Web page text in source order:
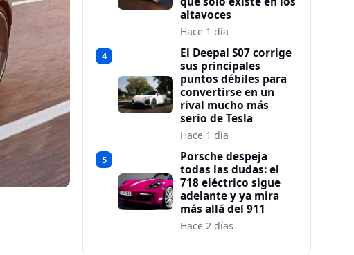
altavoces
Hace 1 día
4
El Deepal S07 corrige
sus principales
puntos débiles para
convertirse en un
rival mucho más
serio de Tesla
Hace 1 día
5
Porsche despeja
todas las dudas: el
718 eléctrico sigue
adelante y ya mira
más allá del 911
Hace 2 días